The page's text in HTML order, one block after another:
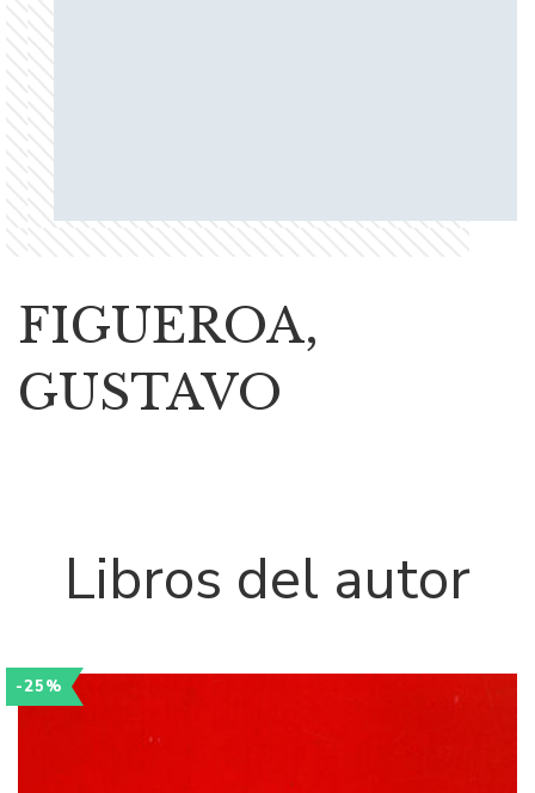
FIGUEROA,
GUSTAVO
Libros del autor
-25%